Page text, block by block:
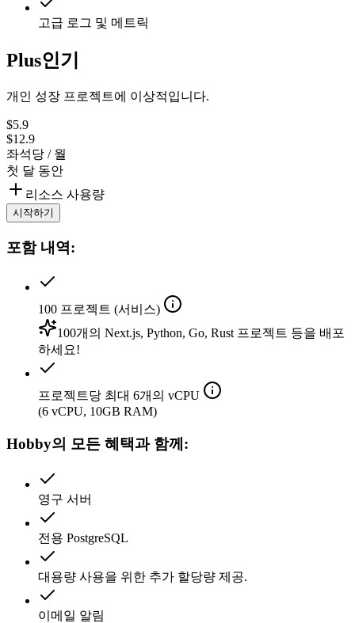
고급 로그 및 메트릭
Plus인기
개인 성장 프로젝트에 이상적입니다.
$5.9
$12.9
좌석당 / 월
첫 달 동안
리소스 사용량
시작하기
포함 내역:
100 프로젝트 (서비스)
100개의 Next.js, Python, Go, Rust 프로젝트 등을 배포
하세요!
프로젝트당 최대 6개의 vCPU
(6 vCPU, 10GB RAM)
Hobby의 모든 혜택과 함께:
영구 서버
전용 PostgreSQL
대용량 사용을 위한 추가 할당량 제공.
이메일 알림